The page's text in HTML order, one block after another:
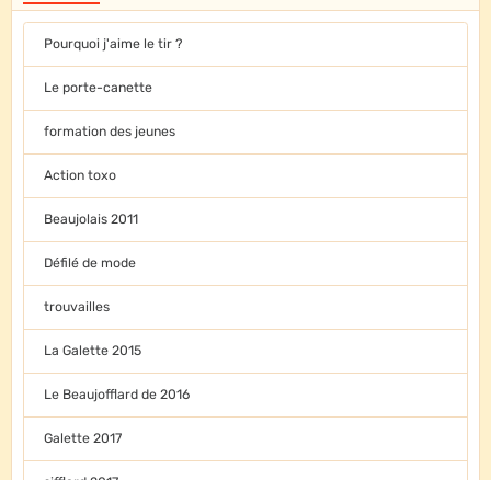
Pourquoi j'aime le tir ?
Le porte-canette
formation des jeunes
Action toxo
Beaujolais 2011
Défilé de mode
trouvailles
La Galette 2015
Le Beaujofflard de 2016
Galette 2017